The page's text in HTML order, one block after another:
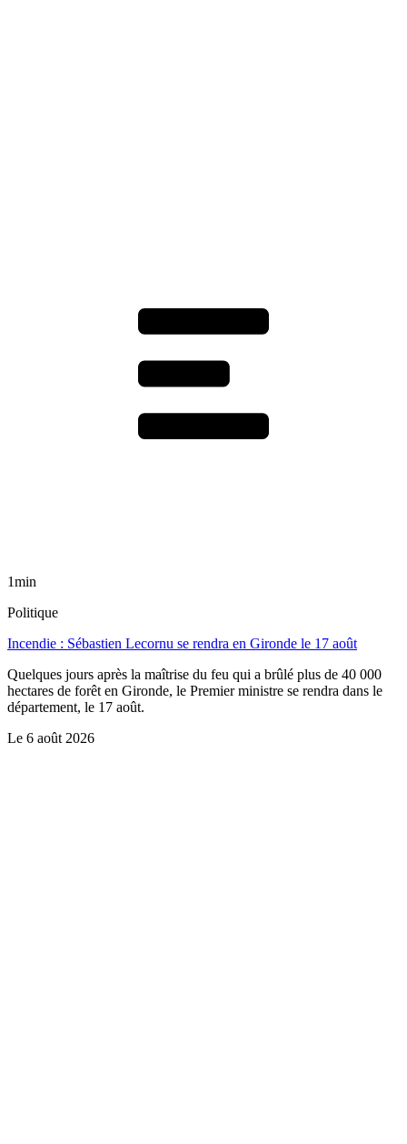
1min
Politique
Incendie : Sébastien Lecornu se rendra en Gironde le 17 août
Quelques jours après la maîtrise du feu qui a brûlé plus de 40 000
hectares de forêt en Gironde, le Premier ministre se rendra dans le
département, le 17 août.
Le 6 août 2026